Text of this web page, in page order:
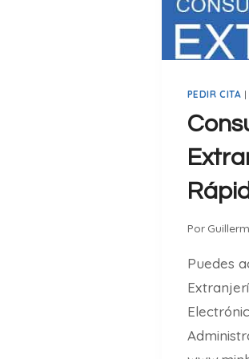
Y
Á
)
E
V
O
N
PEDIR CITA
Por
Puedes